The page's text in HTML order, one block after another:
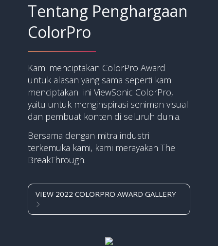
Tentang Penghargaan
ColorPro
Kami menciptakan ColorPro Award
untuk alasan yang sama seperti kami
menciptakan lini ViewSonic ColorPro,
yaitu untuk menginspirasi seniman visual
dan pembuat konten di seluruh dunia.
Bersama dengan mitra industri
terkemuka kami, kami merayakan The
BreakThrough.
VIEW 2022 COLORPRO AWARD GALLERY